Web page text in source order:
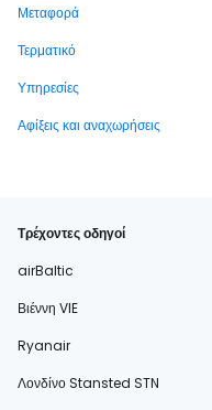
Μεταφορά
Τερματικό
Υπηρεσίες
Αφίξεις και αναχωρήσεις
Τρέχοντες οδηγοί
airBaltic
Βιέννη VIE
Ryanair
Λονδίνο Stansted STN